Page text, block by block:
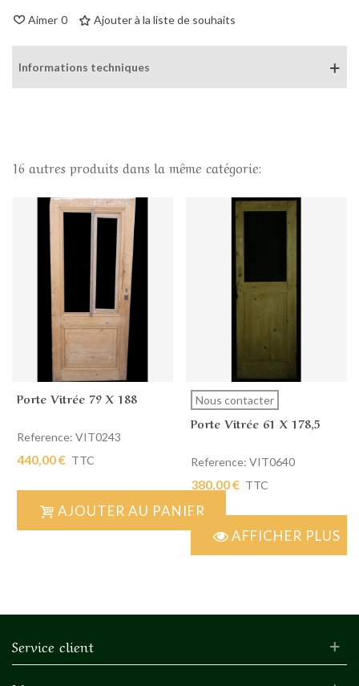
Aimer 0 Ajouter à la liste de souhaits
Informations techniques
16 autres produits dans la même catégorie:
Porte Vitrée 79 X 188
Reference: VIT0243
440,00 € TTC
AJOUTER AU PANIER
Nous contacter
Porte Vitrée 61 X 178,5
Reference: VIT0640
380,00 € TTC
AFFICHER PLUS
Service client